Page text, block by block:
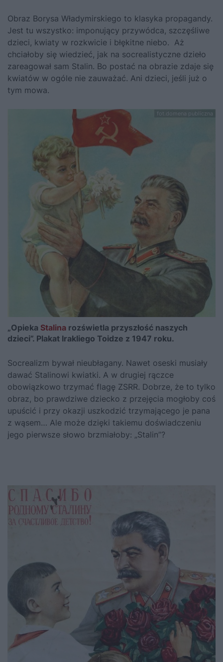
Obraz Borysa Władymirskiego to klasyka propagandy.
Jest tu wszystko: imponujący przywódca, szczęśliwe
dzieci, kwiaty w rozkwicie i błękitne niebo. Aż
chciałoby się wiedzieć, jak na socrealistyczne dzieło
zareagował sam Stalin. Bo postać na obrazie zdaje się
kwiatów w ogóle nie zauważać. Ani dzieci, jeśli już o
tym mowa.
fot.domena publiczna
„Opieka Stalina rozświetla przyszłość naszych
dzieci”. Plakat Irakliego Toidze z 1947 roku.
Socrealizm bywał nieubłagany. Nawet oseski musiały
dawać Stalinowi kwiatki. A w drugiej rączce
obowiązkowo trzymać flagę ZSRR. Dobrze, że to tylko
obraz, bo prawdziwe dziecko z przejęcia mogłoby coś
upuścić i przy okazji uszkodzić trzymającego je pana
z wąsem… Ale może dzięki takiemu doświadczeniu
jego pierwsze słowo brzmiałoby: „Stalin”?